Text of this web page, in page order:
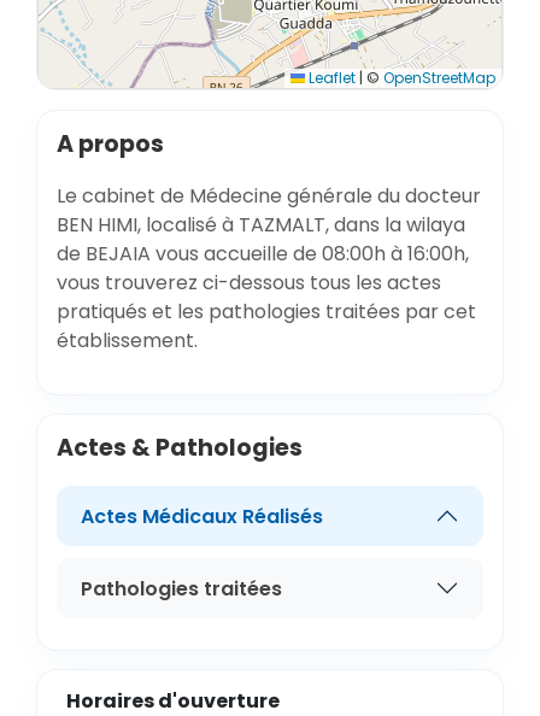
Leaflet | © OpenStreetMap
A propos
Le cabinet de Médecine générale du docteur
BEN HIMI, localisé à TAZMALT, dans la wilaya
de BEJAIA vous accueille de 08:00h à 16:00h,
vous trouverez ci-dessous tous les actes
pratiqués et les pathologies traitées par cet
établissement.
Actes & Pathologies
Actes Médicaux Réalisés
Pathologies traitées
Horaires d'ouverture